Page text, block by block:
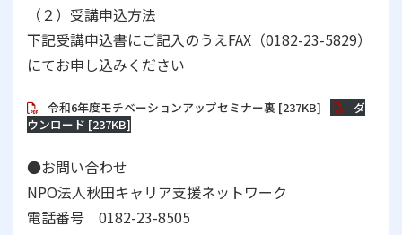
（２）受講申込方法
下記受講申込書にご記入のうえFAX（0182-23-5829）
にてお申し込みください
令和6年度モチベーションアップセミナー裏 [237KB]
ダ
ウンロード [237KB]
●お問い合わせ
NPO法人秋田キャリア支援ネットワーク
電話番号 0182-23-8505